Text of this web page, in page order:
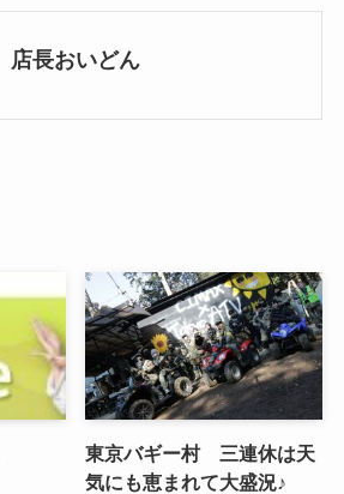
店長おいどん
東京バギー村 三連休は天
気にも恵まれて大盛況♪